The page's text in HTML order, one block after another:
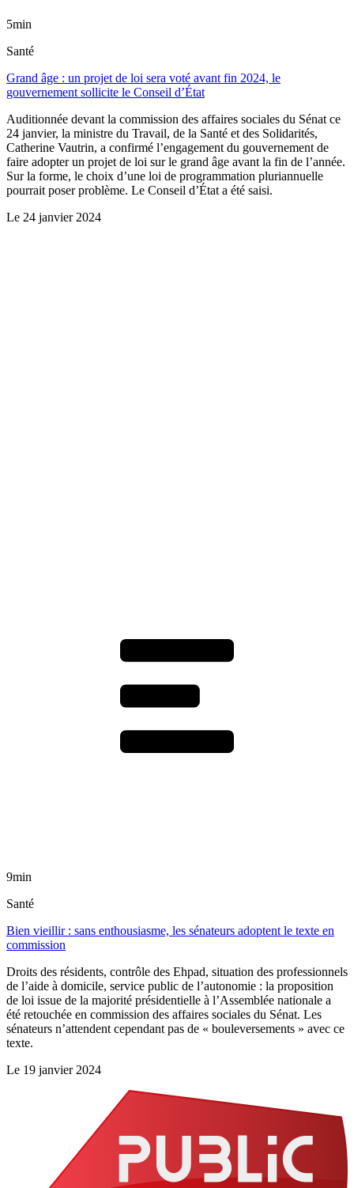
5min
Santé
Grand âge : un projet de loi sera voté avant fin 2024, le
gouvernement sollicite le Conseil d’État
Auditionnée devant la commission des affaires sociales du Sénat ce
24 janvier, la ministre du Travail, de la Santé et des Solidarités,
Catherine Vautrin, a confirmé l’engagement du gouvernement de
faire adopter un projet de loi sur le grand âge avant la fin de l’année.
Sur la forme, le choix d’une loi de programmation pluriannuelle
pourrait poser problème. Le Conseil d’État a été saisi.
Le 24 janvier 2024
9min
Santé
Bien vieillir : sans enthousiasme, les sénateurs adoptent le texte en
commission
Droits des résidents, contrôle des Ehpad, situation des professionnels
de l’aide à domicile, service public de l’autonomie : la proposition
de loi issue de la majorité présidentielle à l’Assemblée nationale a
été retouchée en commission des affaires sociales du Sénat. Les
sénateurs n’attendent cependant pas de « bouleversements » avec ce
texte.
Le 19 janvier 2024